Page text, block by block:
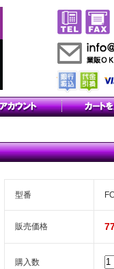
型番
販売価格
購入数